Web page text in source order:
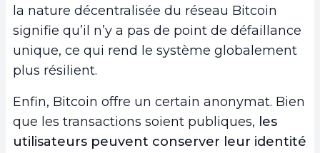
la nature décentralisée du réseau Bitcoin
signifie qu’il n’y a pas de point de défaillance
unique, ce qui rend le système globalement
plus résilient.
Enfin, Bitcoin offre un certain anonymat. Bien
que les transactions soient publiques, les
utilisateurs peuvent conserver leur identité